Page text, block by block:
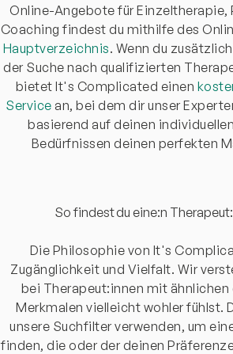
Online-Angebote für Einzeltherapie,
Coaching findest du mithilfe des
Hauptverzeichnis. Wenn du
der Suche nach qualifizierten
bietet It's Complicated einen
Service an, bei dem dir unser
basierend auf deinen
Bedürfnissen deinen perfekten
So findest du eine:n
Die Philosophie von It's
Zugänglichkeit und Vielfalt. Wir
bei Therapeut:innen mit
Merkmalen vielleicht wohler fühlst.
unsere Suchfilter verwenden, um
finden, die oder der deinen